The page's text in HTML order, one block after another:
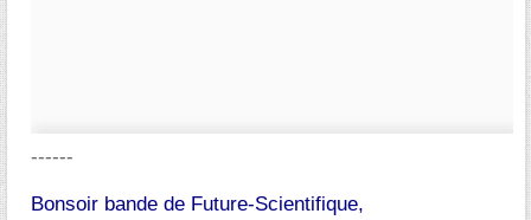
------
Bonsoir bande de Future-Scientifique,